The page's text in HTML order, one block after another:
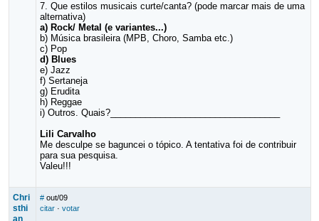
7. Que estilos musicais curte/canta? (pode marcar mais de uma
alternativa)
a) Rock/ Metal (e variantes...)
b) Música brasileira (MPB, Choro, Samba etc.)
c) Pop
d) Blues
e) Jazz
f) Sertaneja
g) Erudita
h) Reggae
i) Outros. Quais?__________________________________
Lili Carvalho
Me desculpe se baguncei o tópico. A tentativa foi de contribuir
para sua pesquisa.
Valeu!!!
Chri
sthi
an
# out/09
citar· votar